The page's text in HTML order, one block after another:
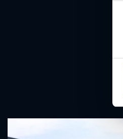
g